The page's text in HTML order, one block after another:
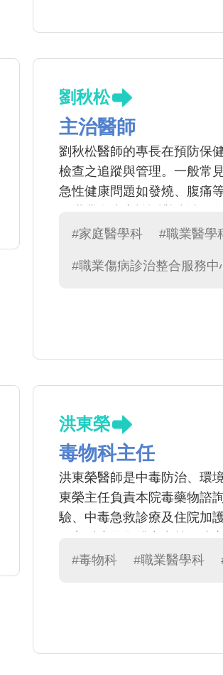
劉秋松
主治醫師
劉秋松醫師的專長在預防保
檢查之追蹤與管理。一般常
急性健康問題如發燒、腹痛
#家庭醫學科
#職業醫學
#職業傷病診治整合服務中
洪東榮
毒物科主任
洪東榮醫師是中毒防治、環
東榮主任負責本院毒藥物諮
驗、中毒急救診療及住院加
重金屬等相關毒藥物代檢服
#毒物科 #職業醫學科